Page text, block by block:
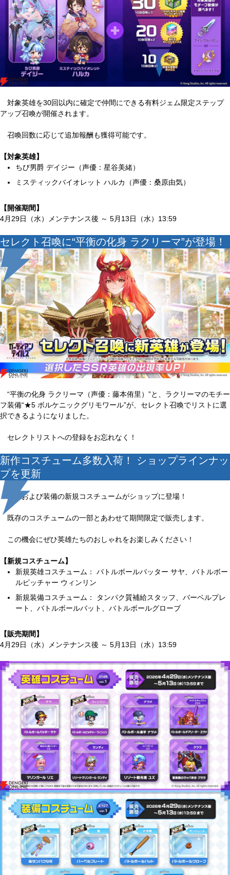
対象英雄を30回以内に確定で仲間にできる有料ジェム限定ステップ
アップ召喚が開催されます。
召喚回数に応じて追加報酬も獲得可能です。
【対象英雄】
ちび男爵 デイジー（声優：星谷美緒）
ミスティックバイオレット ハルカ（声優：桑原由気）
【開催期間】
4月29日（水）メンテナンス後 ～ 5月13日（水）13:59
セレクト召喚に“平衡の化身 ラクリーマ”が登場！
“平衡の化身 ラクリーマ（声優：藤本侑里）”と、ラクリーマのモチー
フ装備“★5 ボルケニックグリモワール”が、セレクト召喚でリストに選
択できるようになりました。
セレクトリストへの登録をお忘れなく！
新作コスチューム多数入荷！ ショップラインナッ
プを更新
英雄および装備の新規コスチュームがショップに登場！
既存のコスチュームの一部とあわせて期間限定で販売します。
この機会にぜひ英雄たちのおしゃれをお楽しみください！
【新規コスチューム】
新規英雄コスチューム： バトルボールバッター サヤ、バトルボー
ルピッチャー ウィンリン
新規装備コスチューム： タンパク質補給スタッフ、バーベルプレ
ート、バトルボールバット、バトルボールグローブ
【販売期間】
4月29日（水）メンテナンス後 ～ 5月13日（水）13:59